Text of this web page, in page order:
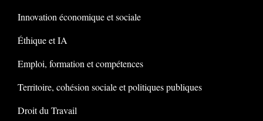
Innovation économique et sociale
Éthique et IA
Emploi, formation et compétences
Territoire, cohésion sociale et politiques publiques
Droit du Travail